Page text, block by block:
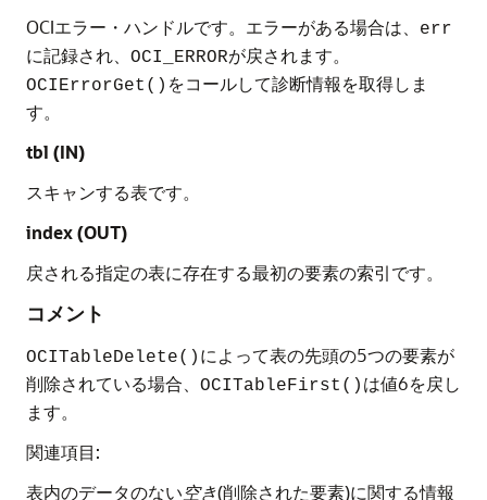
OCIエラー・ハンドルです。エラーがある場合は、
err
に記録され、 OCI_ERRORが戻されます。
OCIErrorGet() をコールして診断情報を取得しま
す。
tbl (IN)
スキャンする表です。
index (OUT)
戻される指定の表に存在する最初の要素の索引です。
コメント
OCITableDelete() によって表の先頭の5つの要素が
削除されている場合、 OCITableFirst() は値6を戻し
ます。
関連項目:
表内のデータのない空き(削除された要素)に関する情報